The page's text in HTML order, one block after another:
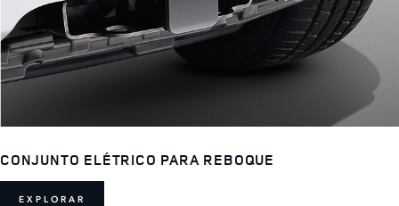
CONJUNTO ELÉTRICO PARA REBOQUE
EXPLORAR